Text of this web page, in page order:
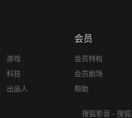
游戏
科技
出品人
会员
会员特权
会员剧场
帮助
搜狐影音 - 搜